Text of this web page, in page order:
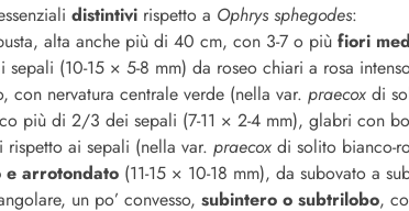
distintivi rispetto a Ophrys sphegodes:
alta anche più di 40 cm, con 3-7 o più fiori
sepali (10-15 × 5-8 mm) da roseo chiari a rosa
con nervatura centrale verde (nella var. praecox di
più di 2/3 dei sepali (7-11 × 2-4 mm), glabri con
rispetto ai sepali (nella var. praecox di solito bianco-
e arrotondato (11-15 × 10-18 mm), da subovato a
un po’ convesso, subintero o subtrilobo,